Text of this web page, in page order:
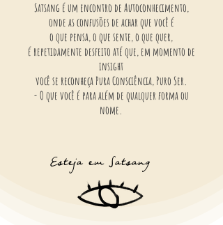
Satsang é um encontro de Autoconhecimento,
onde as confusões de achar que você é
o que pensa,o que sente, o que quer,
é repetidamente desfeito até que, em momento de
insight
você se reconheça Pura Consciência, Puro Ser.
- O que você é para além de qualquer forma ou
nome.
Esteja em Satsang